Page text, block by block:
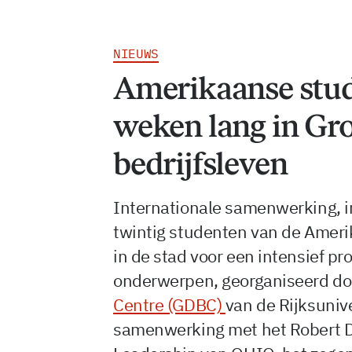
NIEUWS
Amerikaanse
weken lang in
bedrijfsleven
Internationale samenwerking,
twintig studenten van de
in de stad voor een intensief
onderwerpen, georganiseerd
Centre (GDBC)van de
samenwerking met het Robert